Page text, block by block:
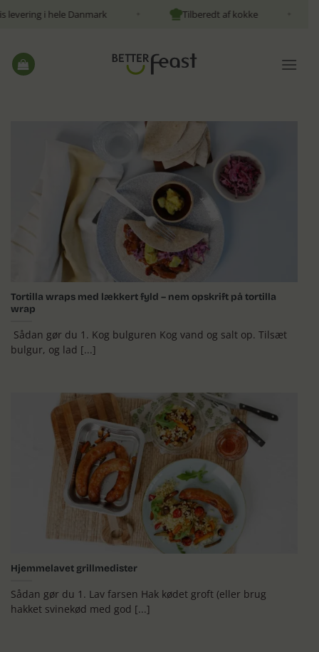
Fortsæt
i hele Danmark ✦ Tilberedt af kokke ✦
Tortilla wraps med lækkert fyld – nem opskrift på tortilla
wrap
Sådan gør du 1. Kog bulguren Kog vand og salt op. Tilsæt
bulgur, og lad [...]
Hjemmelavet grillmedister
Sådan gør du 1. Lav farsen Hak kødet groft (eller brug
hakket svinekød med god [...]